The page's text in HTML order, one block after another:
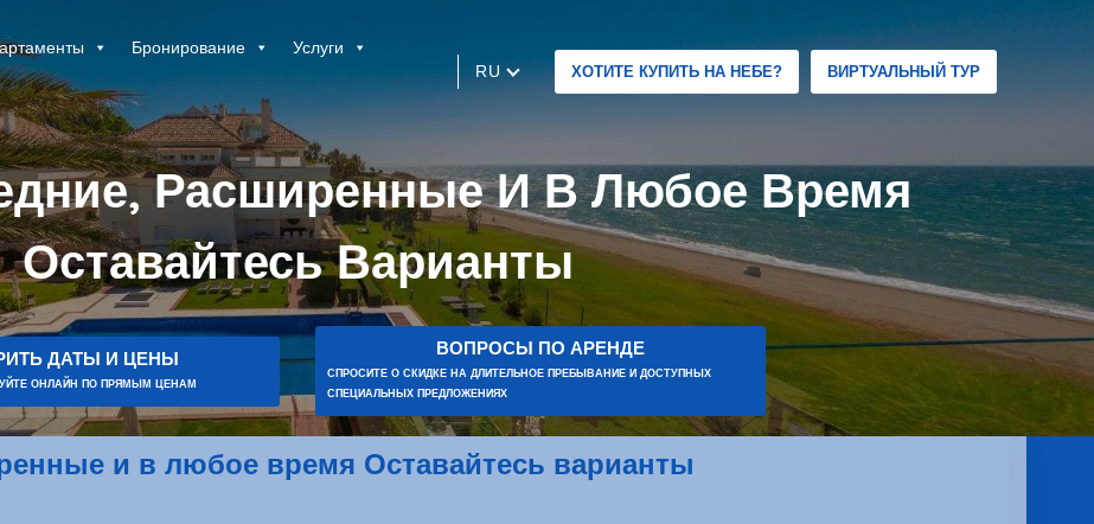
Бронирование Услуги
RU ХОТИТЕ КУПИТЬ НА НЕБЕ? ВИРТУАЛЬНЫЙ ТУР
Расширенные И В Любое Время
Оставайтесь Варианты
ДАТЫ И ЦЕНЫ
ОНЛАЙН ПО ПРЯМЫМ ЦЕНАМ
ВОПРОСЫ ПО АРЕНДЕ
СПРОСИТЕ О СКИДКЕ НА ДЛИТЕЛЬНОЕ ПРЕБЫВАНИЕ И ДОСТУПНЫХ
СПЕЦИАЛЬНЫХ ПРЕДЛОЖЕНИЯХ
и в любое время Оставайтесь варианты